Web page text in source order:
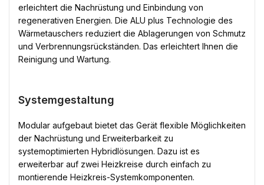
erleichtert die Nachrüstung und Einbindung von
regenerativen Energien. Die ALU plus Technologie des
Wärmetauschers reduziert die Ablagerungen von Schmutz
und Verbrennungsrückständen. Das erleichtert Ihnen die
Reinigung und Wartung.
Systemgestaltung
Modular aufgebaut bietet das Gerät flexible Möglichkeiten
der Nachrüstung und Erweiterbarkeit zu
systemoptimierten Hybridlösungen. Dazu ist es
erweiterbar auf zwei Heizkreise durch einfach zu
montierende Heizkreis-Systemkomponenten.